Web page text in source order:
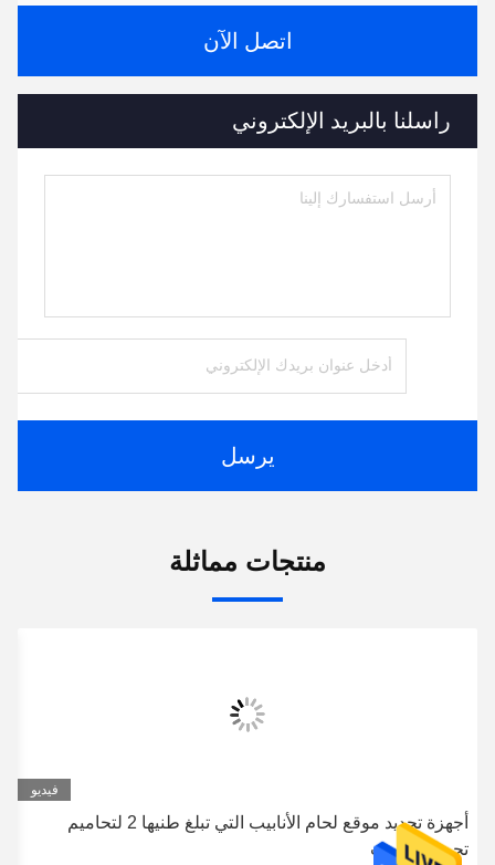
اتصل الآن
راسلنا بالبريد الإلكتروني
يرسل
منتجات مماثلة
فيديو
أجهزة تحديد موقع لحام الأنابيب التي تبلغ طنيها 2 لتحاميم
تحويل الأنابيب